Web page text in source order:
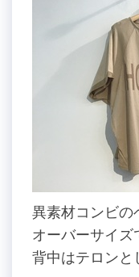
異素材コンビの
オーバーサイズ
背中はテロンと